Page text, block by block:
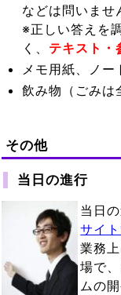
などは問いませ
※正しい答えを
く、 テキスト・
メモ用紙、ノー
飲み物（ごみは
その他
当日の進行
当日
サイ
業務
場で
ムの